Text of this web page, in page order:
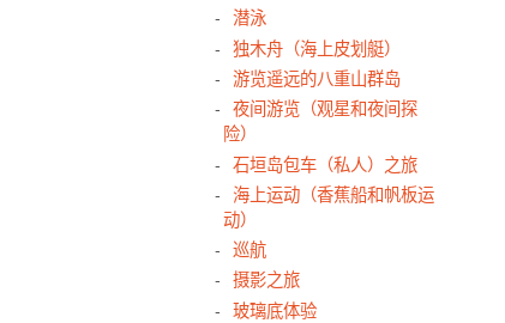
潜泳
独木舟（海上皮划艇）
游览遥远的八重山群岛
夜间游览（观星和夜间探
险）
石垣岛包车（私人）之旅
海上运动（香蕉船和帆板运
动）
巡航
摄影之旅
玻璃底体验